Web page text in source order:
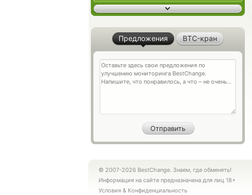
Предложения BTC-кран
© 2007-2026 BestChange. Знаем, где обменять!
Информация на сайте предназначена для лиц 18+
Условия & Конфиденциальность